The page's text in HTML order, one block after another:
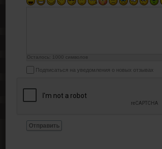
Осталось: 1000 символов
Подписаться на уведомления о новых отзывах
Отправить